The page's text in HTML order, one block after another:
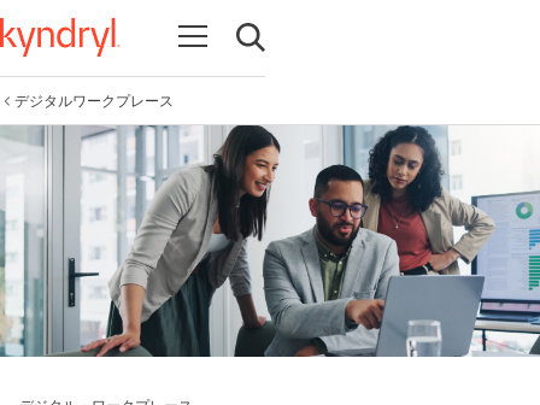
Open navigation
Open search
デジタルワークプレース